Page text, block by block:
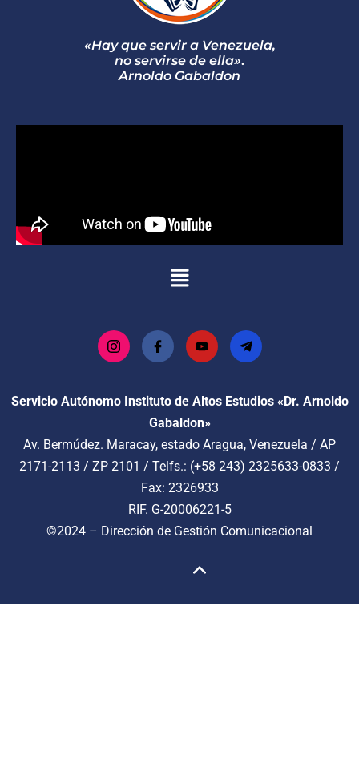
«Hay que servir a Venezuela,
no servirse de ella».
Arnoldo Gabaldon
Servicio Autónomo Instituto de Altos Estudios «Dr. Arnoldo
Gabaldon»
Av. Bermúdez. Maracay, estado Aragua, Venezuela / AP
2171-2113 / ZP 2101 / Telfs.: (+58 243) 2325633-0833 /
Fax: 2326933
RIF. G-20006221-5
©2024 – Dirección de Gestión Comunicacional